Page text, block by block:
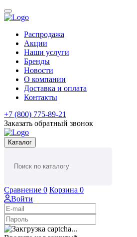
Распродажа
Акции
Наши услуги
Бренды
Новости
О компании
Доставка и оплата
Контакты
+7 (800) 775-89-21
Заказать обратный звонок
Каталог
Сравнение 0 Корзина 0
Войти